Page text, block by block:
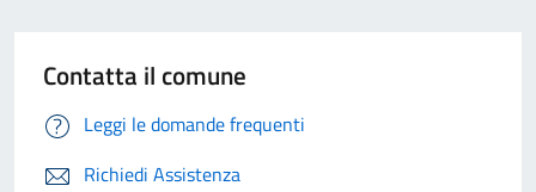
Contatta il comune
Leggi le domande frequenti
Richiedi Assistenza